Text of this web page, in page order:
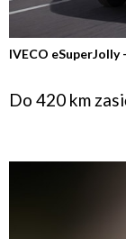
IVECO eSuperJolly
Do 420 km